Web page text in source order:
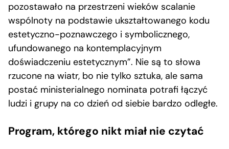
pozostawało na przestrzeni wieków scalanie
wspólnoty na podstawie ukształtowanego kodu
estetyczno-poznawczego i symbolicznego,
ufundowanego na kontemplacyjnym
doświadczeniu estetycznym”. Nie są to słowa
rzucone na wiatr, bo nie tylko sztuka, ale sama
postać ministerialnego nominata potrafi łączyć
ludzi i grupy na co dzień od siebie bardzo odległe.
Program, którego nikt miał nie czytać